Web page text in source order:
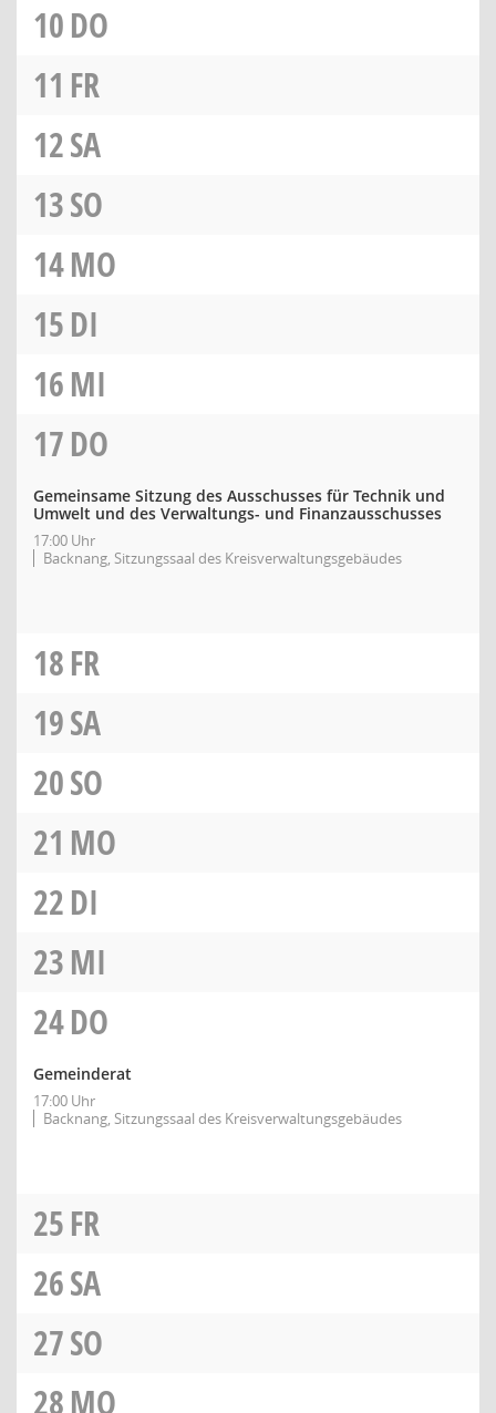
10DO
11 FR
12SA
13SO
14MO
15DI
16MI
17DO
Gemeinsame Sitzung des Ausschusses für Technik und
Umwelt und des Verwaltungs- und Finanzausschusses
17:00 Uhr
Backnang, Sitzungssaal des Kreisverwaltungsgebäudes
18FR
19SA
20SO
21 MO
22DI
23MI
24DO
Gemeinderat
17:00 Uhr
Backnang, Sitzungssaal des Kreisverwaltungsgebäudes
25FR
26SA
27SO
28MO